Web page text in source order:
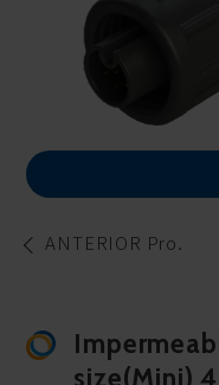
ANTERIOR Pro.
size(Mini)